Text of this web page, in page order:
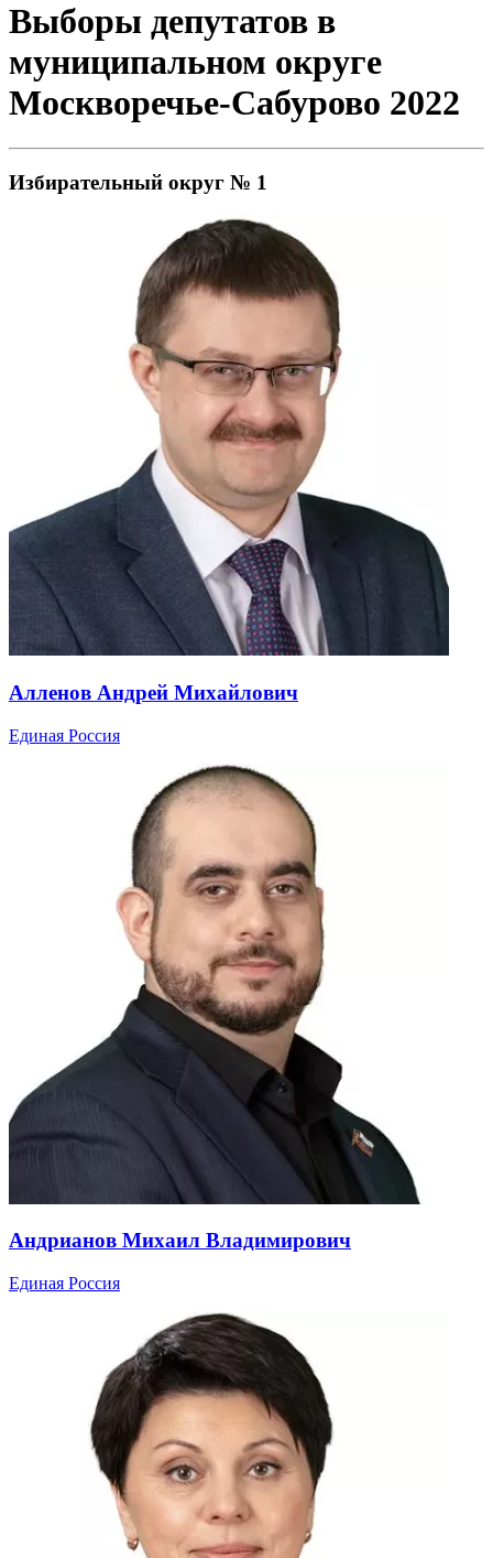
Выборы депутатов в
муниципальном округе
Москворечье-Сабурово 2022
Избирательный округ № 1
Алленов Андрей Михайлович
Единая Россия
Андрианов Михаил Владимирович
Единая Россия